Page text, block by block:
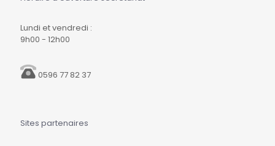
Lundi et vendredi :
9h00 - 12h00
0596 77 82 37
Sites partenaires